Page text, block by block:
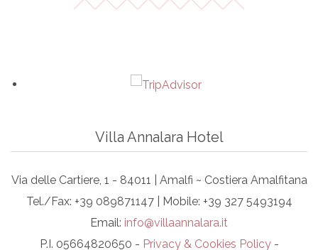
Villa Annalara Hotel
Via delle Cartiere, 1 - 84011 | Amalfi ~ Costiera Amalfitana
Tel./Fax: +39 089871147 | Mobile: +39 327 5493194
Email: info@villaannalara.it
P.I. 05664820650 - Privacy & Cookies Policy-